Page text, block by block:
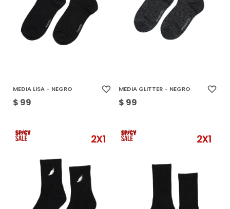
MEDIA LISA - NEGRO
$ 99
MEDIA GLITTER - NEGRO
$ 99